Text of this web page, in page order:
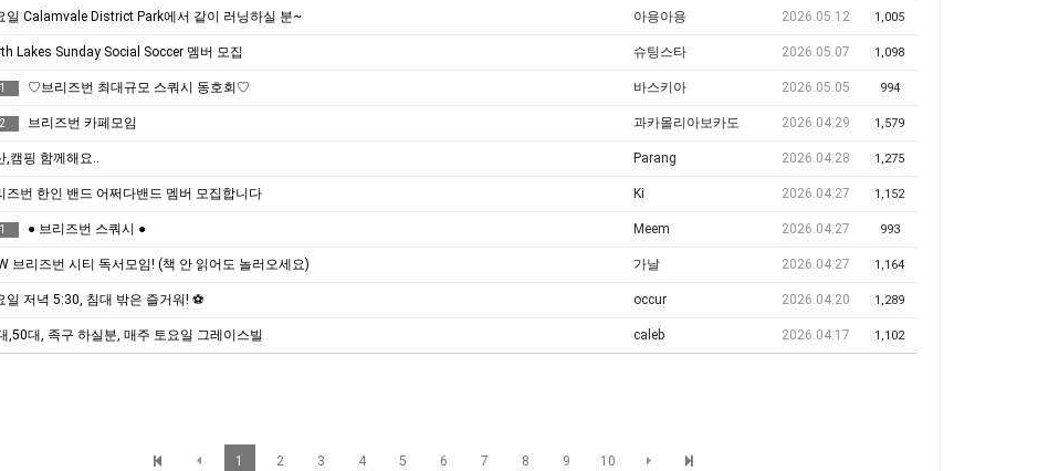
일 Calamvale District Park에서 같이 러닝하실 분~ 아용아용 2026.05.12 1,005
Lakes Sunday Social Soccer 멤버 모집 슈팅스타 2026.05.07 1,098
1 ♡브리즈번 최대규모 스쿼시 동호회♡ 바스키아 2026.05.05 994
2 브리즈번 카페모임 과카몰리아보카도 2026.04.29 1,579
,캠핑 함께해요.. Parang 2026.04.28 1,275
즈번 한인 밴드 어쩌다밴드 멤버 모집합니다 Ki 2026.04.27 1,152
1 ● 브리즈번 스쿼시 ● Meem 2026.04.27 993
브리즈번 시티 독서모임! (책 안 읽어도 놀러오세요) 가날 2026.04.27 1,164
일 저녁 5:30, 침대 밖은 즐거워! ⚽️ occur 2026.04.20 1,289
,50대, 족구 하실분, 매주 토요일 그레이스빌 caleb 2026.04.17 1,102
1 2 3 4 5 6 7 8 9 10